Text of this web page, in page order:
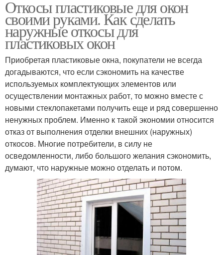
Откосы пластиковые для окон
своими руками. Как сделать
наружные откосы для
пластиковых окон
Приобретая пластиковые окна, покупатели не всегда
догадываются, что если сэкономить на качестве
используемых комплектующих элементов или
осуществлении монтажных работ, то можно вместе с
новыми стеклопакетами получить еще и ряд совершенно
ненужных проблем. Именно к такой экономии относится
отказ от выполнения отделки внешних (наружных)
откосов. Многие потребители, в силу не
осведомленности, либо большого желания сэкономить,
думают, что наружные можно отделать и потом.